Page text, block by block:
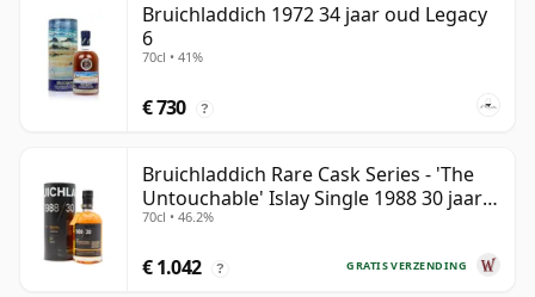
Bruichladdich 1972 34 jaar oud Legacy
6
70cl • 41%
€ 730 ?
Bruichladdich Rare Cask Series - 'The
Untouchable' Islay Single 1988 30 jaar
oud
70cl • 46.2%
GRATIS VERZENDING
€ 1.042 ?